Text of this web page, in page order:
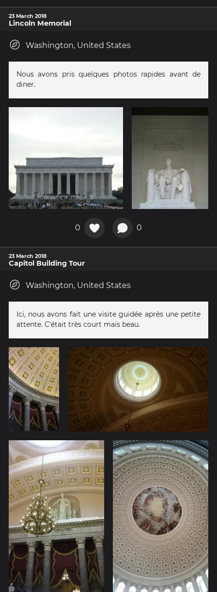
23 March 2018
Lincoln Memorial
Washington, United States
Nous avons pris quelques photos rapides avant de
diner.
0 0
23 March 2018
Capitol Building Tour
Washington, United States
Ici, nous avons fait une visite guidée après une petite
attente. C'était très court mais beau.